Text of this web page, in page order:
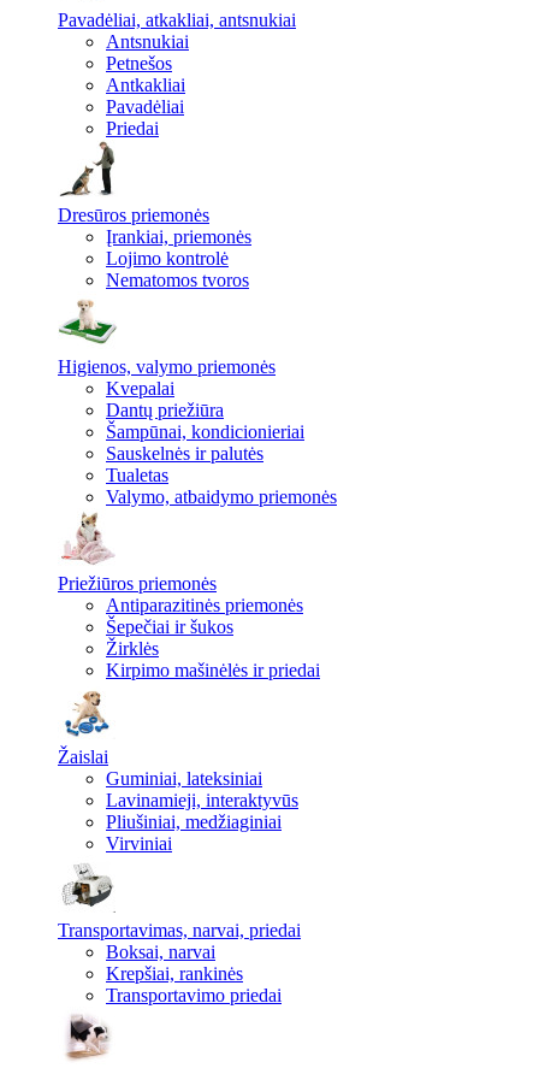
Pavadėliai, atkakliai, antsnukiai
Antsnukiai
Petnešos
Antkakliai
Pavadėliai
Priedai
Dresūros priemonės
Įrankiai, priemonės
Lojimo kontrolė
Nematomos tvoros
Higienos, valymo priemonės
Kvepalai
Dantų priežiūra
Šampūnai, kondicionieriai
Sauskelnės ir palutės
Tualetas
Valymo, atbaidymo priemonės
Priežiūros priemonės
Antiparazitinės priemonės
Šepečiai ir šukos
Žirklės
Kirpimo mašinėlės ir priedai
Žaislai
Guminiai, lateksiniai
Lavinamieji, interaktyvūs
Pliušiniai, medžiaginiai
Virviniai
Transportavimas, narvai, priedai
Boksai, narvai
Krepšiai, rankinės
Transportavimo priedai